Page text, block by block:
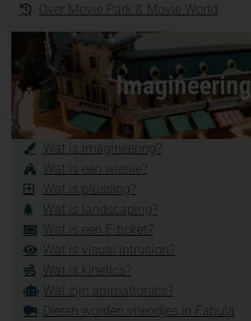
Over Movie Park & Movie World
Imagineering
Wat is imagineering?
Wat is een wienie?
Wat is plussing?
Wat is landscaping?
Wat is een E-ticket?
Wat is visual intrusion?
Wat is kinetics?
Wat zijn animatronics?
Dieren worden vriendjes in Fabula